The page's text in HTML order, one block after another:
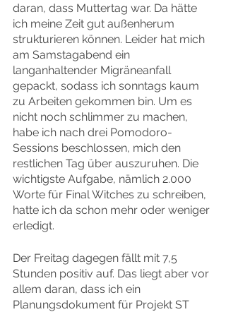
daran, dass Muttertag war. Da hätte
ich meine Zeit gut außenherum
strukturieren können. Leider hat mich
am Samstagabend ein
langanhaltender Migräneanfall
gepackt, sodass ich sonntags kaum
zu Arbeiten gekommen bin. Um es
nicht noch schlimmer zu machen,
habe ich nach drei Pomodoro-
Sessions beschlossen, mich den
restlichen Tag über auszuruhen. Die
wichtigste Aufgabe, nämlich 2.000
Worte für Final Witches zu schreiben,
hatte ich da schon mehr oder weniger
erledigt.
Der Freitag dagegen fällt mit 7,5
Stunden positiv auf. Das liegt aber vor
allem daran, dass ich ein
Planungsdokument für Projekt ST